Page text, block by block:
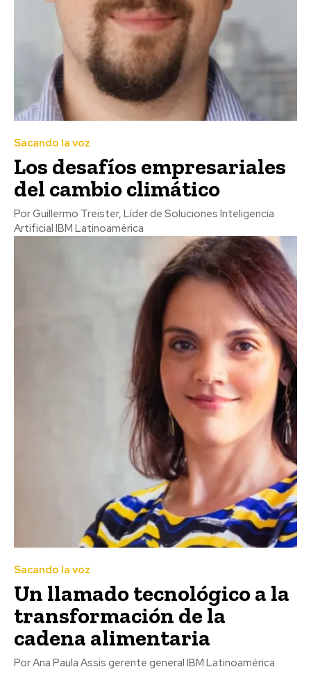
Sacando la voz
Los desafíos empresariales
del cambio climático
Por Guillermo Treister, Líder de Soluciones Inteligencia
Artificial IBM Latinoamérica
Sacando la voz
Un llamado tecnológico a la
transformación de la
cadena alimentaria
Por Ana Paula Assis gerente general IBM Latinoamérica